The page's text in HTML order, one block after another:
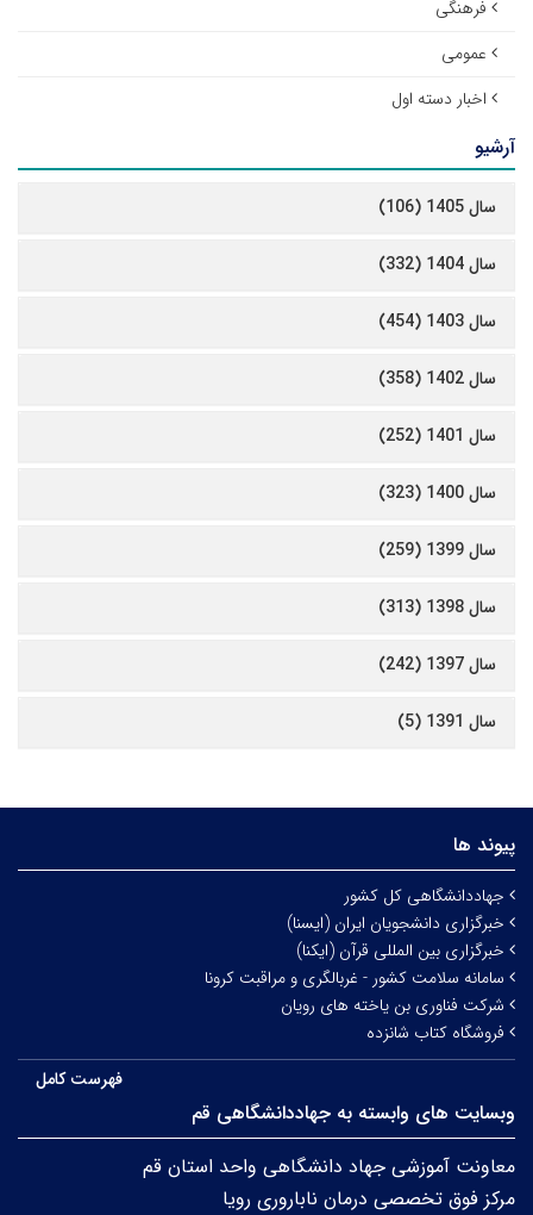
فرهنگی
عمومی
اخبار دسته اول
آرشیو
سال 1405 (106)
سال 1404 (332)
سال 1403 (454)
سال 1402 (358)
سال 1401 (252)
سال 1400 (323)
سال 1399 (259)
سال 1398 (313)
سال 1397 (242)
سال 1391 (5)
پیوند ها
جهاددانشگاهی کل کشور
خبرگزاری دانشجویان ایران (ایسنا)
خبرگزاری بین المللی قرآن (ایکنا)
سامانه سلامت کشور - غربالگری و مراقبت کرونا
شرکت فناوری بن یاخته های رویان
فروشگاه کتاب شانزده
فهرست کامل
وبسایت های وابسته به جهاددانشگاهی قم
معاونت آموزشی جهاد دانشگاهی واحد استان قم
مرکز فوق تخصصی درمان ناباروری رویا